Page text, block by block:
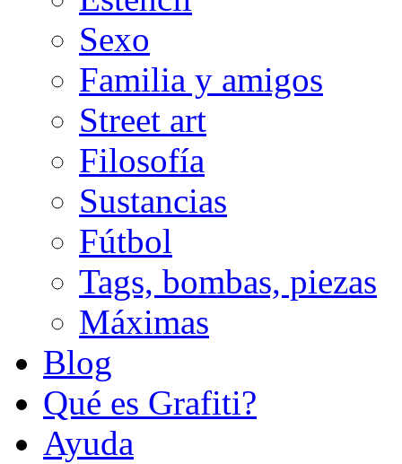
Sexo
Familia y amigos
Street art
Filosofía
Sustancias
Fútbol
Tags, bombas, piezas
Máximas
Blog
Qué es Grafiti?
Ayuda